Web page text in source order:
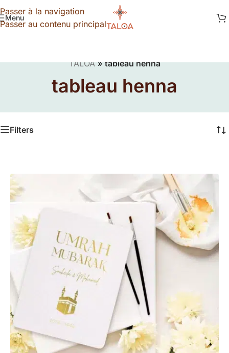
Passer à la navigation
Passer au contenu principal
Menu
TALOA»tableau henna
tableau henna
Filters